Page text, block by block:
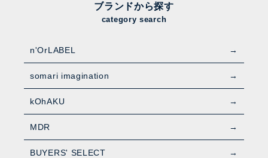
ブランドから探す
category search
n'OrLABEL
somari imagination
kOhAKU
MDR
BUYERS' SELECT